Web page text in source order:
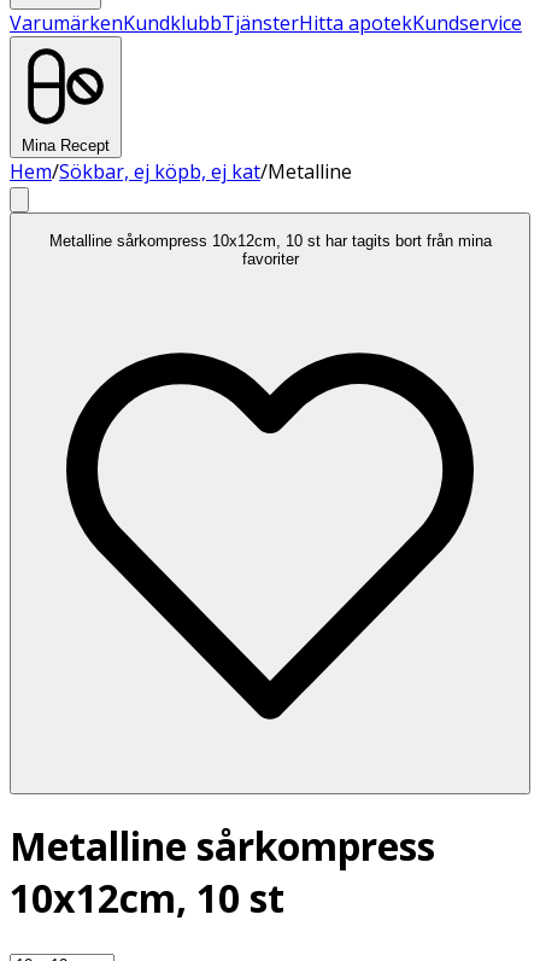
VarumärkenKundklubbTjänsterHitta apotekKundservice
Mina Recept
Hem/Sökbar, ej köpb, ej kat/Metalline
Metalline sårkompress 10x12cm, 10 st har tagits bort från mina
favoriter
Metalline sårkompress
10x12cm, 10 st